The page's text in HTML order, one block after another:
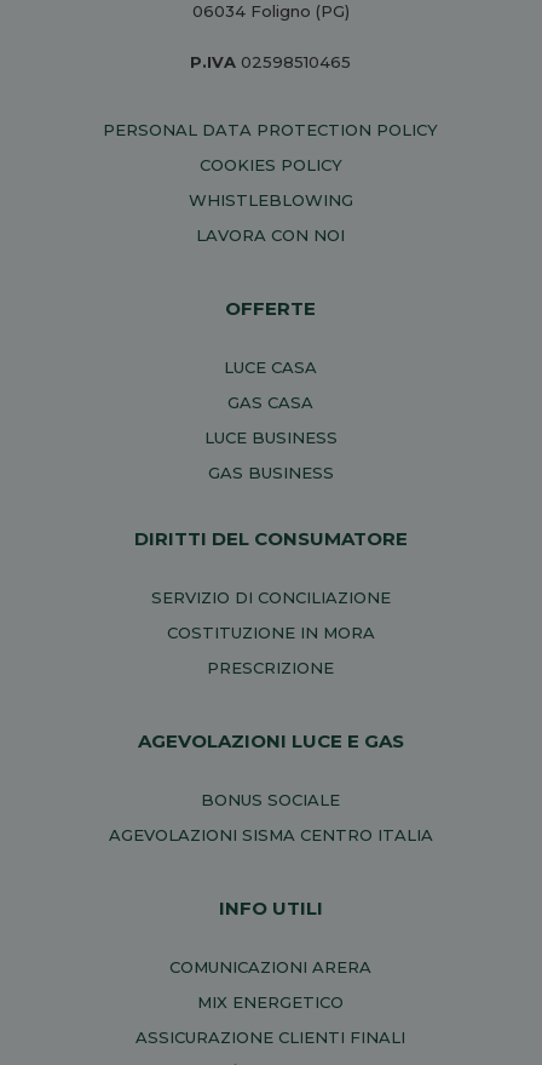
06034 Foligno (PG)
P.IVA 02598510465
PERSONAL DATA PROTECTION POLICY
COOKIES POLICY
WHISTLEBLOWING
LAVORA CON NOI
OFFERTE
LUCE CASA
GAS CASA
LUCE BUSINESS
GAS BUSINESS
DIRITTI DEL CONSUMATORE
SERVIZIO DI CONCILIAZIONE
COSTITUZIONE IN MORA
PRESCRIZIONE
AGEVOLAZIONI LUCE E GAS
BONUS SOCIALE
AGEVOLAZIONI SISMA CENTRO ITALIA
INFO UTILI
COMUNICAZIONI ARERA
MIX ENERGETICO
ASSICURAZIONE CLIENTI FINALI